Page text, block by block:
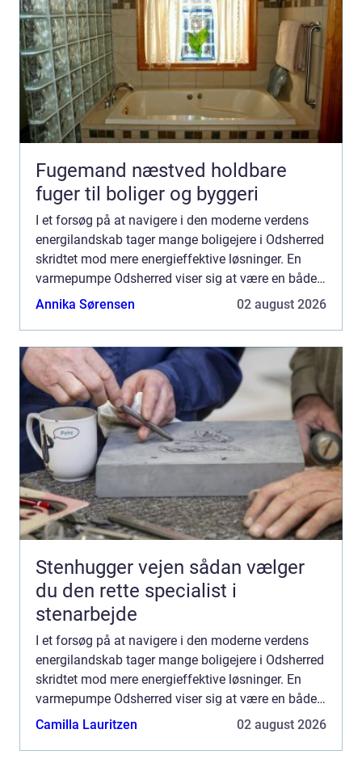
Fugemand næstved holdbare
fuger til boliger og byggeri
I et forsøg på at navigere i den moderne verdens
energilandskab tager mange boligejere i Odsherred
skridtet mod mere energieffektive løsninger. En
varmepumpe Odsherred viser sig at være en både
effektiv og bæredy...
Annika Sørensen 02 august 2026
Stenhugger vejen sådan vælger
du den rette specialist i
stenarbejde
I et forsøg på at navigere i den moderne verdens
energilandskab tager mange boligejere i Odsherred
skridtet mod mere energieffektive løsninger. En
varmepumpe Odsherred viser sig at være en både
effektiv og bæredy...
Camilla Lauritzen 02 august 2026